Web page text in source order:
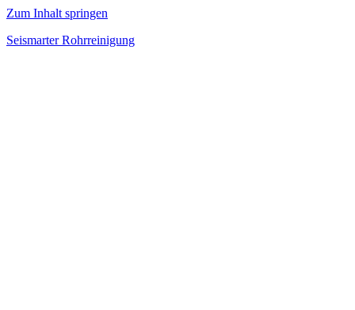
Zum Inhalt springen
Seismarter Rohrreinigung